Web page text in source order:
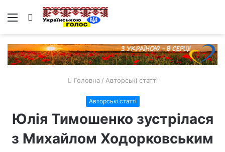
Меню Пошук
Головна / Авторські статті
Авторські статті
Юлія Тимошенко зустрілася
з Михайлом Ходорковським